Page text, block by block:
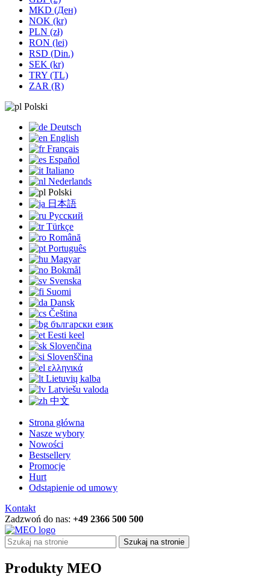
MKD (Ден)
NOK (kr)
PLN (zł)
RON (lei)
RSD (Din.)
SEK (kr)
TRY (TL)
ZAR (R)
Polski
Deutsch
English
Français
Español
Italiano
Nederlands
Polski
日本語
Русский
Türkçe
Română
Português
Magyar
Bokmål
Svenska
Suomi
Dansk
Čeština
български език
Eesti keel
Slovenčina
Slovenščina
ελληνικά
Lietuvių kalba
Latviešu valoda
中文
Strona główna
Nasze wybory
Nowości
Bestsellery
Promocje
Hurt
Odstąpienie od umowy
Kontakt
Zadzwoń do nas: +49 2366 500 500
Szukaj na stronie
Produkty MEO